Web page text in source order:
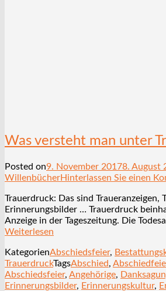
Was versteht man unter
Posted on9. November 20178. August
WillenbücherHinterlassen Sie einen
Trauerdruck: Das sind Traueranzeigen,
Erinnerungsbilder … Trauerdruck
Anzeige in der Tageszeitung. Die
Weiterlesen
KategorienAbschiedsfeier,
TrauerdruckTagsAbschied,
Abschiedsfeier, Angehörige,
Erinnerungsbilder, Erinnerungskultur,